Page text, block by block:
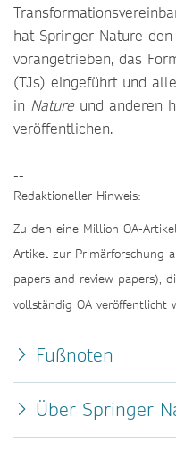
hat Springer Nature
vorangetrieben, das
(TJs) eingeführt und
in Nature und anderen
veröffentlichen.
--
Redaktioneller Hinweis:
Zu den eine Million OA-
Artikel zur Primärforschung
papers and review papers),
vollständig OA veröffentlicht
Fußnoten
Über Springer